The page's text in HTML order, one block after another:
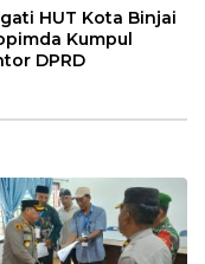
HUT Kota Binjai
Kumpul
DPRD